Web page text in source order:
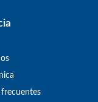
frecuentes